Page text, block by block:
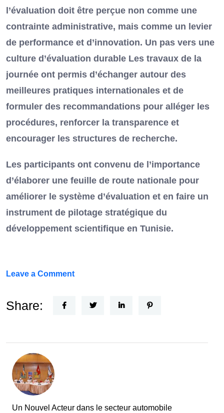
l’évaluation doit être perçue non comme une
contrainte administrative, mais comme un levier
de performance et d’innovation. Un pas vers une
culture d’évaluation durable Les travaux de la
journée ont permis d’échanger autour des
meilleures pratiques internationales et de
formuler des recommandations pour alléger les
procédures, renforcer la transparence et
encourager les structures de recherche.
Les participants ont convenu de l’importance
d’élaborer une feuille de route nationale pour
améliorer le système d’évaluation et en faire un
instrument de pilotage stratégique du
développement scientifique en Tunisie.
Leave a Commenton
Horizon
la
France
Share:
Un Nouvel Acteur dans le secteur automobile